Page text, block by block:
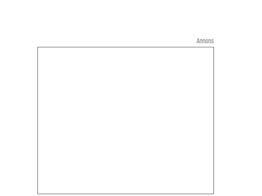
Annons